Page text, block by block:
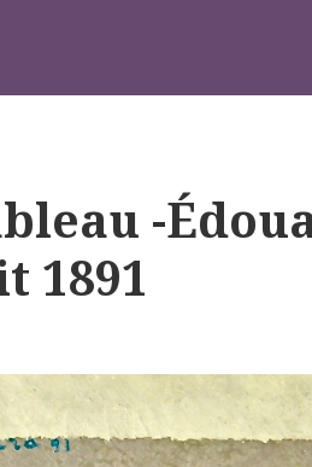
-
1891